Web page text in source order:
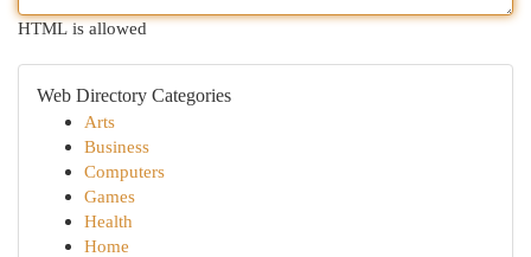
HTML is allowed
Web Directory Categories
Arts
Business
Computers
Games
Health
Home